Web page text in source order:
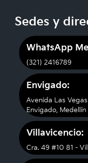
Sedes y
WhatsApp
(321) 2416789
Envigado:
Avenida Las
Envigado, Medellín
Villavicencio:
Cra. 49 #10 81 -